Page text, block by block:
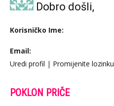
Dobro došli,
Korisničko Ime:
Email:
Uredi profil | Promijenite lozinku
POKLON PRIČE